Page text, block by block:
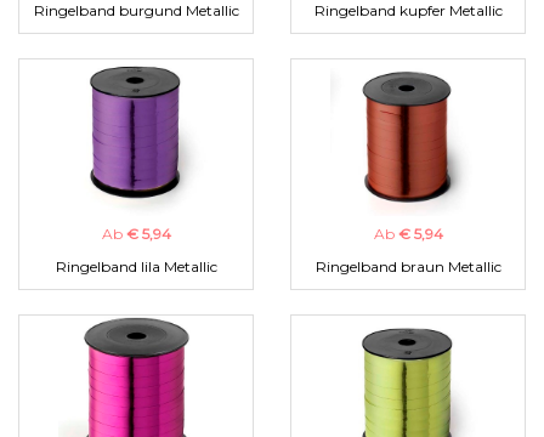
Ringelband burgund Metallic
Ringelband kupfer Metallic
Ab € 5,94
Ringelband lila Metallic
Ab € 5,94
Ringelband braun Metallic